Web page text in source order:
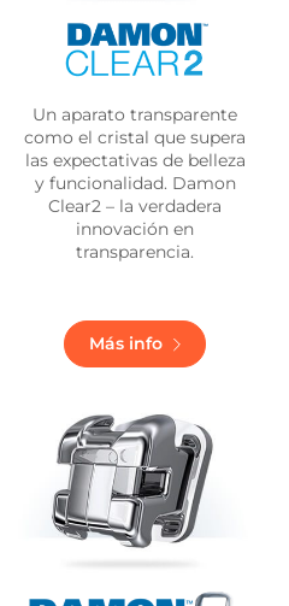
Un aparato transparente
como el cristal que supera
las expectativas de belleza
y funcionalidad. Damon
Clear2 – la verdadera
innovación en
transparencia.
Más info